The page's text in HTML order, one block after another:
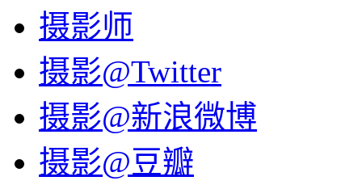
摄影师
摄影@Twitter
摄影@新浪微博
摄影@豆瓣